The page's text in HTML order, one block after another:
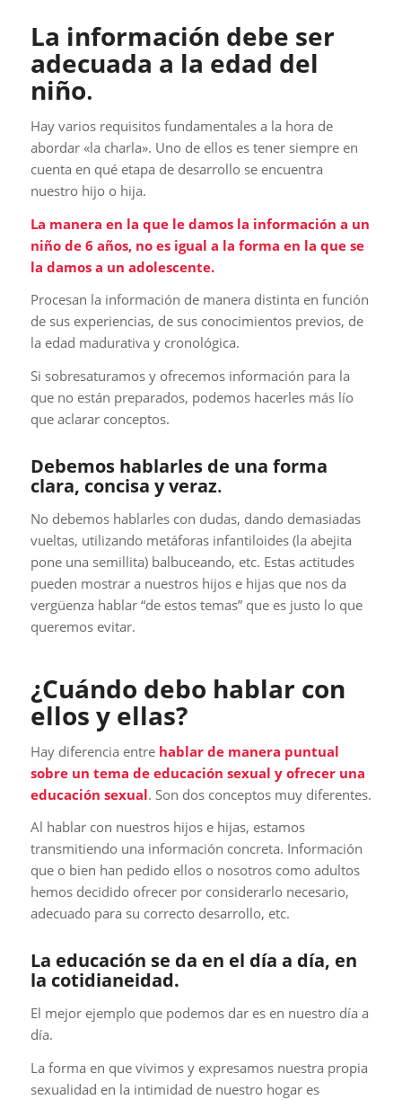
La información debe ser
adecuada a la edad del
niño.
Hay varios requisitos fundamentales a la hora de
abordar «la charla». Uno de ellos es tener siempre en
cuenta en qué etapa de desarrollo se encuentra
nuestro hijo o hija.
La manera en la que le damos la información a un
niño de 6 años, no es igual a la forma en la que se
la damos a un adolescente.
Procesan la información de manera distinta en función
de sus experiencias, de sus conocimientos previos, de
la edad madurativa y cronológica.
Si sobresaturamos y ofrecemos información para la
que no están preparados, podemos hacerles más lío
que aclarar conceptos.
Debemos hablarles de una forma
clara, concisa y veraz.
No debemos hablarles con dudas, dando demasiadas
vueltas, utilizando metáforas infantiloides (la abejita
pone una semillita) balbuceando, etc. Estas actitudes
pueden mostrar a nuestros hijos e hijas que nos da
vergüenza hablar “de estos temas” que es justo lo que
queremos evitar.
¿Cuándo debo hablar con
ellos y ellas?
Hay diferencia entre hablar de manera puntual
sobre un tema de educación sexual y ofrecer una
educación sexual. Son dos conceptos muy diferentes.
Al hablar con nuestros hijos e hijas, estamos
transmitiendo una información concreta. Información
que o bien han pedido ellos o nosotros como adultos
hemos decidido ofrecer por considerarlo necesario,
adecuado para su correcto desarrollo, etc.
La educación se da en el día a día, en
la cotidianeidad.
El mejor ejemplo que podemos dar es en nuestro día a
día.
La forma en que vivimos y expresamos nuestra propia
sexualidad en la intimidad de nuestro hogar es